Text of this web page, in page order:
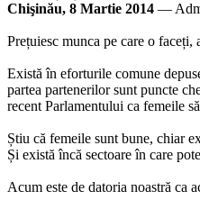
Chişinău, 8 Martie 2014 —
Prețuiesc munca pe care o
Există în eforturile comune
partea partenerilor sunt puncte
recent Parlamentului ca femeile
Știu că femeile sunt bune, chiar
Și există încă sectoare în care
Acum este de datoria noastră ca